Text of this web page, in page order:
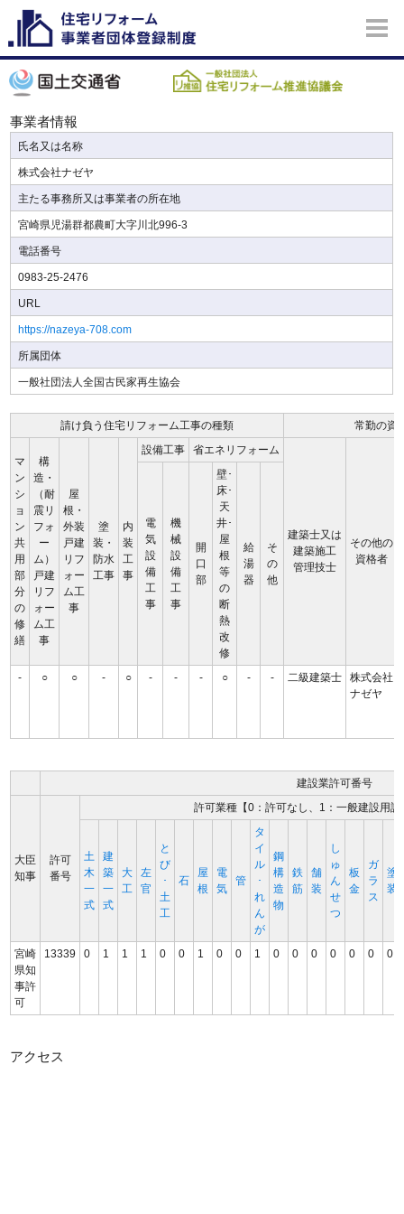
事業者情報
氏名又は名称
株式会社ナゼヤ
主たる事務所又は事業者の所在地
宮崎県児湯群都農町大字川北996-3
電話番号
0983-25-2476
URL
https://nazeya-708.com
所属団体
一般社団法人全国古民家再生協会
請け負う住宅リフォーム工事の種類 常勤の資
マ
ン
シ
ョ
ン
共
用
部
分
の
修
繕
構
造・
（耐
震リ
フォ
ー
ム）
戸建
リフ
ォー
ム工
事
屋
根・
外装
戸建
リフ
ォー
ム工
事
塗
装・
防水
工事
内
装
工
事
設備工事 省エネリフォーム
建築士又は
建築施工
管理技士
その他の
資格者
電
気
設
備
工
事
機
械
設
備
工
事
開
口
部
壁･
床･
天
井･
屋
根
等
の
断
熱
改
修
給
湯
器
そ
の
他
- ○ ○ - ○ - - - ○ - - 二級建築士
株式会社
ナゼヤ
建設業許可番号
大臣
知事
許可
番号
許可業種【0：許可なし、1：一般建設用
土
木
一
式
建
築
一
式
大
工
左
官
と
び
･
土
工
石
屋
根
電
気
管
タ
イ
ル
･
れ
ん
が
鋼
構
造
物
鉄
筋
舗
装
し
ゅ
ん
せ
つ
板
金
ガ
ラ
ス
塗
装
宮崎
県知
事許
可
13339 0 1 1 1 0 0 1 0 0 1 0 0 0 0 0 0 0
アクセス